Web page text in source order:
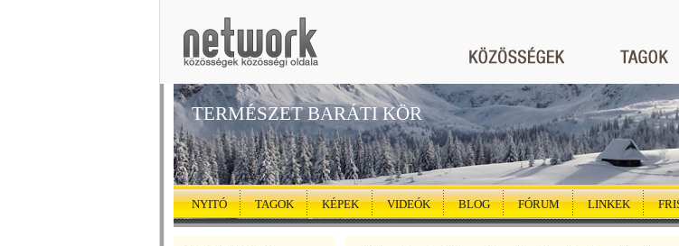
TERMÉSZET BARÁTI KÖR
NYITÓ TAGOK KÉPEK VIDEÓK BLOG FÓRUM LINKEK